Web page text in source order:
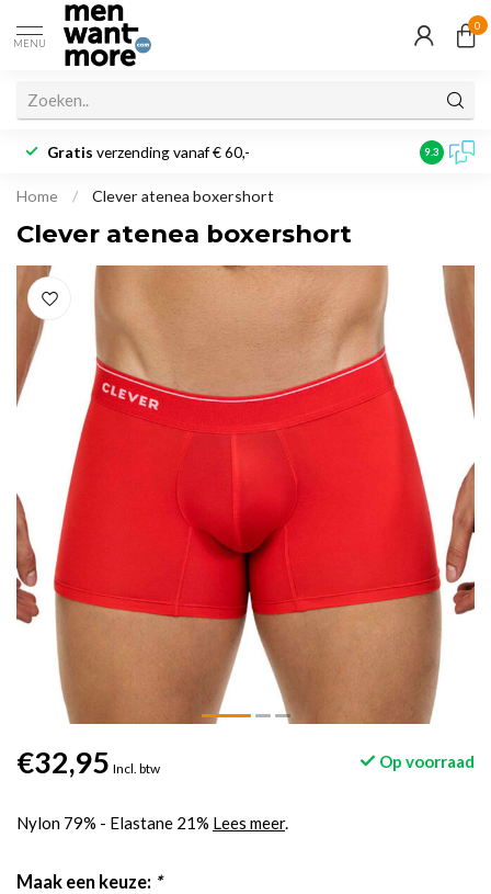
MENU
0
Gratis verzending vanaf € 60,- 9.3
Home / Clever atenea boxershort
Clever atenea boxershort
€32,95 Incl. btw Op voorraad
Nylon 79% - Elastane 21% Lees meer.
Maak een keuze: *